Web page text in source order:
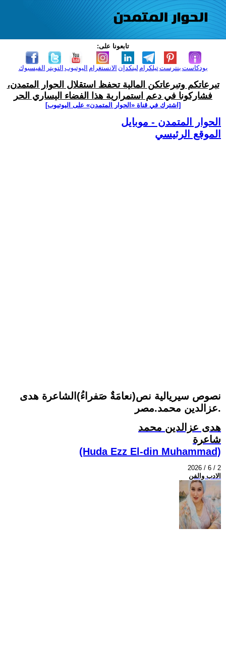
تابعونا على:
الفيسبوك التويتر اليوتيوب الانستغرام لينكدإن تيلكرامبنترست بودكاست
تبرعاتكم وتبرعاتكن المالية تحفظ استقلال الحوار المتمدن،
فشاركونا في دعم استمرارية هذا الفضاء اليساري الحر
[اشترك في قناة ‫«الحوار المتمدن» على اليوتيوب]
الحوار المتمدن - موبايل
الموقع الرئيسي
نصوص سيريالية نص(نعامَةٌ صَفراءُ)الشاعرة هدى
عزالدين محمد.مصر.
هدى عزالدين محمد
شاعرة
(Huda Ezz El-din Muhammad)
2026 / 6 / 2
الادب والفن